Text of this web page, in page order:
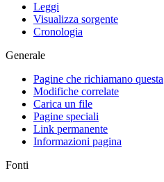
Leggi
Visualizza sorgente
Cronologia
Generale
Pagine che richiamano questa
Modifiche correlate
Carica un file
Pagine speciali
Link permanente
Informazioni pagina
Fonti